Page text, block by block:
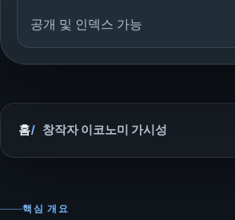
공개 및 인덱스 가능
홈 창작자 이코노미 가시성
핵심 개요